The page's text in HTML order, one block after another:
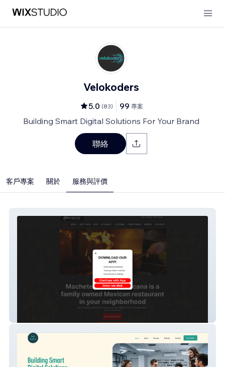
Velokoders
5.0 (83) 99 專案
Building Smart Digital Solutions For Your Brand
聯絡
客戶專案 關於 服務與評價